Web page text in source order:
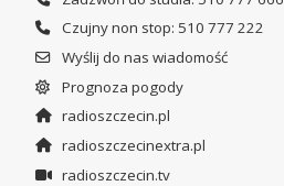
Czujny non stop: 510 777 222
Wyślij do nas wiadomość
Prognoza pogody
radioszczecin.pl
radioszczecinextra.pl
radioszczecin.tv